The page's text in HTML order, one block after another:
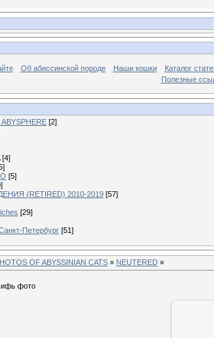
Об абиссинской породе Наши кошки
Каталог
Полезные
[2]
[4]
[5]
(RETIRED) 2010-2019 [57]
[29]
Петербург [51]
OF ABYSSINIAN CATS » NEUTERED »
фото